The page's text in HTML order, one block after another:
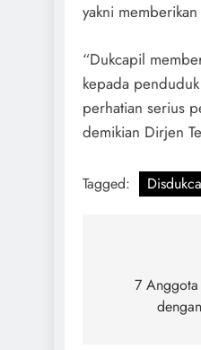
yakni
“Dukcapil
kepada
perhatian serius
demikian Dirjen
Tagged:
7 Anggota